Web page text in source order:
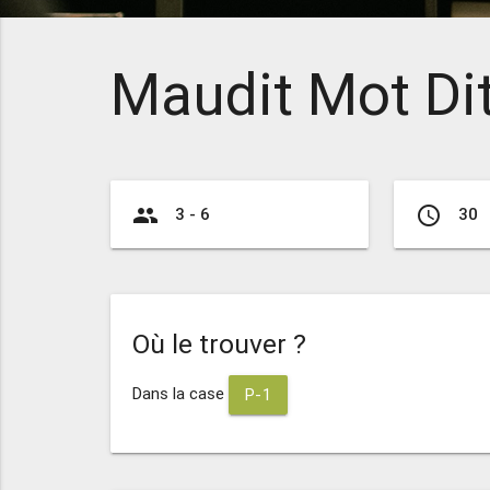
Maudit Mot
group 3 - 6 access_time 30
Où le trouver ?
Dans la case P-1